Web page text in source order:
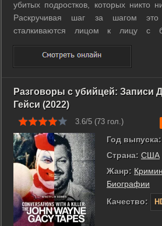
убитых подростков, которых никто
Раскручивая шаг за шагом это
сталкиваются лицом к лицу с
водоворотом большого города,
уничтожает слабых - тех, кого
дома. Зло безнаказанно уничтожает ...
Разговоры с убийцей: Записи
Гейси (2022)
3.6/5 (73 гол.)
Год выпуска:
Страна: США
Жанр:
Биографии
Качество: